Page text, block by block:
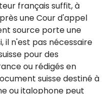
français suffit, à
une Cour d'appel
source porte une
il n'est pas nécessaire
pour des
ou rédigés en
suisse destiné à
ou italophone peut